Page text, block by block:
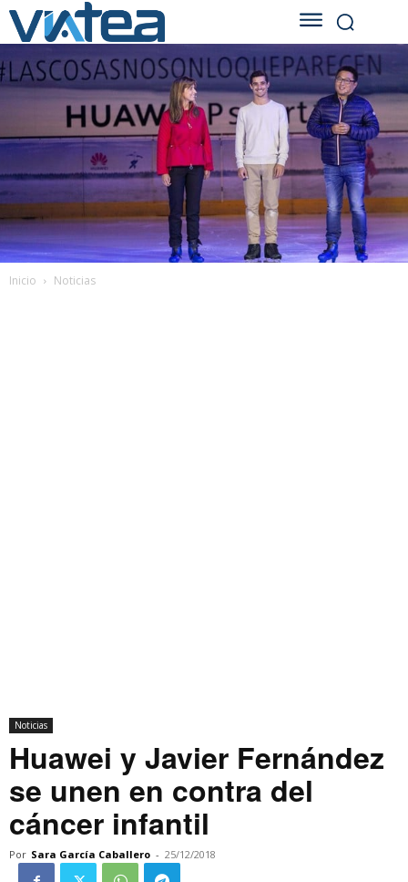
Inicio Noticias
Noticias
Huawei y Javier Fernández
se unen en contra del
cáncer infantil
Por Sara García Caballero - 25/12/2018